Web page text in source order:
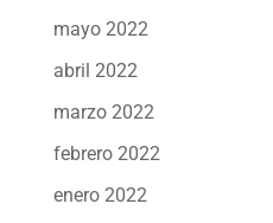
mayo 2022
abril 2022
marzo 2022
febrero 2022
enero 2022